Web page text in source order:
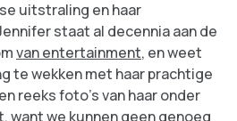
uitstraling en haar
staat al decennia aan de
van entertainment, en weet
te wekken met haar prachtige
reeks foto’s van haar onder
we kunnen geen genoeg